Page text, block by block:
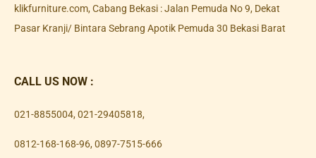
klikfurniture.com, Cabang Bekasi : Jalan Pemuda No 9, Dekat
Pasar Kranji/ Bintara Sebrang Apotik Pemuda 30 Bekasi Barat
CALL US NOW :
021-8855004, 021-29405818,
0812-168-168-96, 0897-7515-666